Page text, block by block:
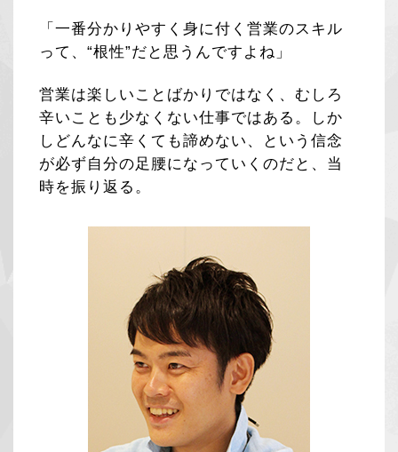
「一番分かりやすく身に付く営業のスキル
って、“根性”だと思うんですよね」
営業は楽しいことばかりではなく、むしろ
辛いことも少なくない仕事ではある。しか
しどんなに辛くても諦めない、という信念
が必ず自分の足腰になっていくのだと、当
時を振り返る。